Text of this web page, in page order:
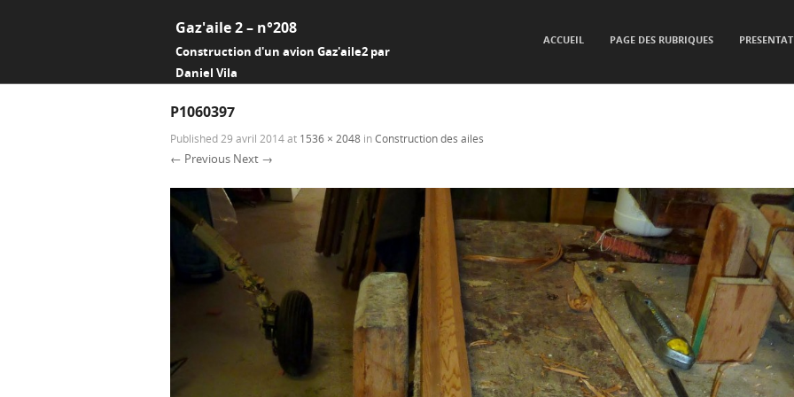
Gaz'aile 2 – n°208
Construction d'un avion Gaz'aile2 par
Daniel Vila
ACCUEIL PAGE DES RUBRIQUES
P1060397
Published 29 avril 2014at 1536 × 2048 inConstruction des ailes
← Previous Next →